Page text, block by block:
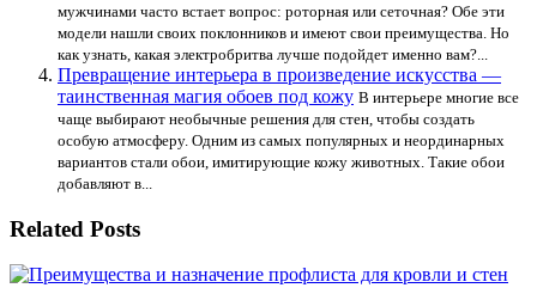
мужчинами часто встает вопрос: роторная или сеточная? Обе эти
модели нашли своих поклонников и имеют свои преимущества. Но
как узнать, какая электробритва лучше подойдет именно вам?...
Превращение интерьера в произведение искусства —
таинственная магия обоев под кожу В интерьере многие все
чаще выбирают необычные решения для стен, чтобы создать
особую атмосферу. Одним из самых популярных и неординарных
вариантов стали обои, имитирующие кожу животных. Такие обои
добавляют в...
Related Posts